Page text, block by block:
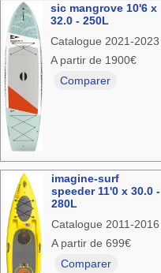
sic mangrove 10'6 x
32.0 - 250L
Catalogue 2021-2023
A partir de 1900€
Comparer
imagine-surf
speeder 11'0 x 30.0 -
280L
Catalogue 2011-2016
A partir de 699€
Comparer